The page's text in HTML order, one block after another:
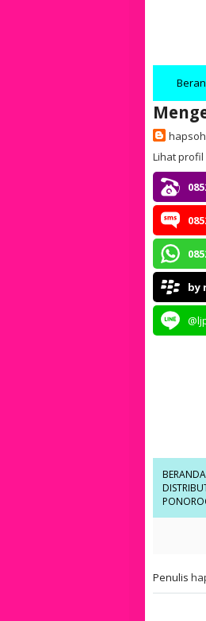
Lihat
by
BERANDA
Penulis